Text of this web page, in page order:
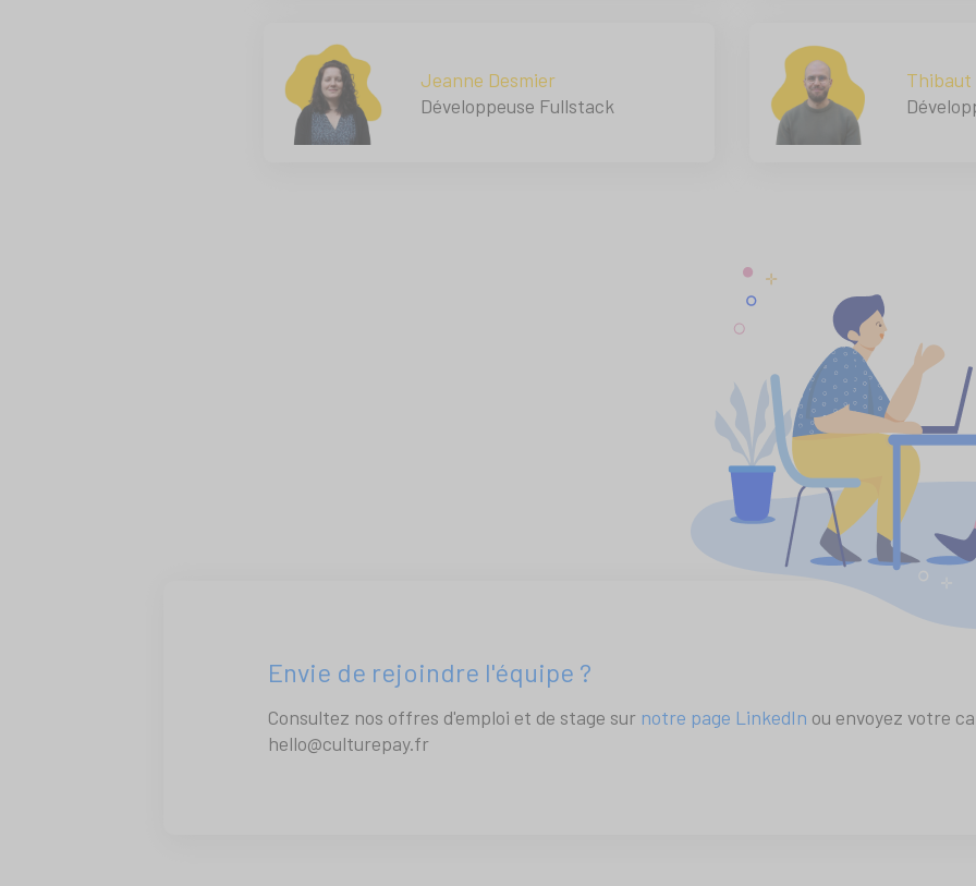
Jeanne Desmier
Développeuse Fullstack
Thibaut
Envie de rejoindre l'équipe ?
Consultez nos offres d'emploi et de stage sur notre page LinkedIn ou envoyez votre
hello@culturepay.fr